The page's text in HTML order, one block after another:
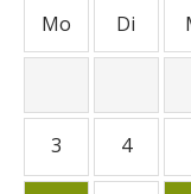
Mo Di
3 4